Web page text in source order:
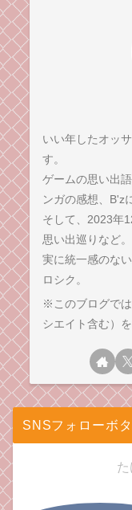
いい年したオッ
す。
ゲームの思い出
ンガの感想、B'z
そして、2023年
思い出巡りなど。
実に統一感のな
ロシク。
※このブログで
シエイト含む）
SNSフォローボ